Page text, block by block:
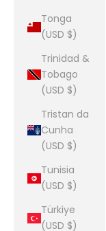
Tonga
(USD $)
Trinidad &
Tobago
(USD $)
Tristan da
Cunha
(USD $)
Tunisia
(USD $)
Türkiye
(USD $)